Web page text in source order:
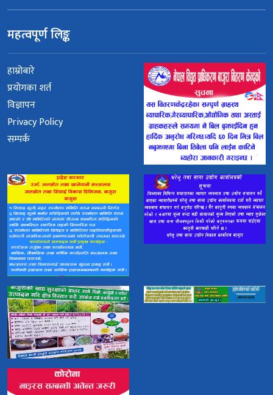
महत्वपूर्ण लिङ्क
हाम्रोबारे
प्रयोगका शर्त
विज्ञापन
Privacy Policy
सम्पर्क